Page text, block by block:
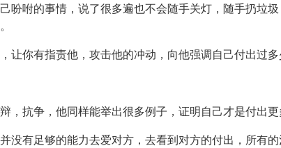
吩咐的事情，说了很多遍也不会随手关灯，随手扔垃
让你有指责他，攻击他的冲动，向他强调自己付出过多
，抗争，他同样能举出很多例子，证明自己才是付出更
没有足够的能力去爱对方，去看到对方的付出，所有